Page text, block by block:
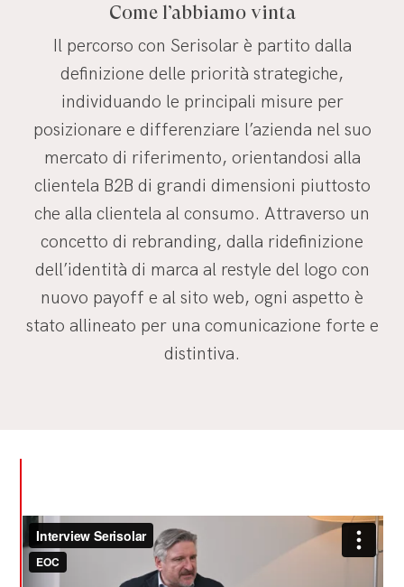
Come l’abbiamo vinta
Il percorso con Serisolar è partito dalla
definizione delle priorità strategiche,
individuando le principali misure per
posizionare e differenziare l’azienda nel suo
mercato di riferimento, orientandosi alla
clientela B2B di grandi dimensioni piuttosto
che alla clientela al consumo. Attraverso un
concetto di rebranding, dalla ridefinizione
dell’identità di marca al restyle del logo con
nuovo payoff e al sito web, ogni aspetto è
stato allineato per una comunicazione forte e
distintiva.